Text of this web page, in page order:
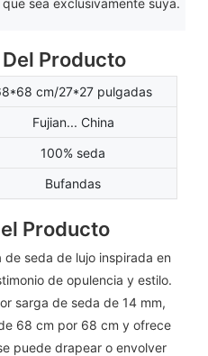
sea exclusivamente suya.
Producto
cm/27*27 pulgadas
Fujian... China
100% seda
Bufandas
Producto
seda de lujo inspirada en
de opulencia y estilo.
sarga de seda de 14 mm,
68 cm por 68 cm y ofrece
puede drapear o envolver